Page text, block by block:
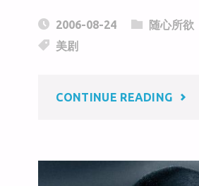
h
at
W
o
c
e
o
2006-08-24
随心所欲
美剧
CONTINUE READING "越
又